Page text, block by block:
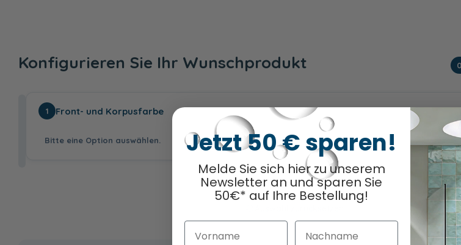
Konfigurieren Sie Ihr Wunschprodukt 0
1 Front- und Korpusfarbe
Bitte eine Option auswählen. Jetzt 50 € sparen!
Melde Sie sich hier zu unserem
Newsletter an und sparen Sie
50€* auf Ihre Bestellung!
Vorname Nachname